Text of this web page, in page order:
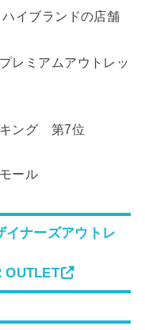
イブランドの店舗
レミアムアウトレッ
キング 第7位
ール
イナーズアウトレ
OUTLET